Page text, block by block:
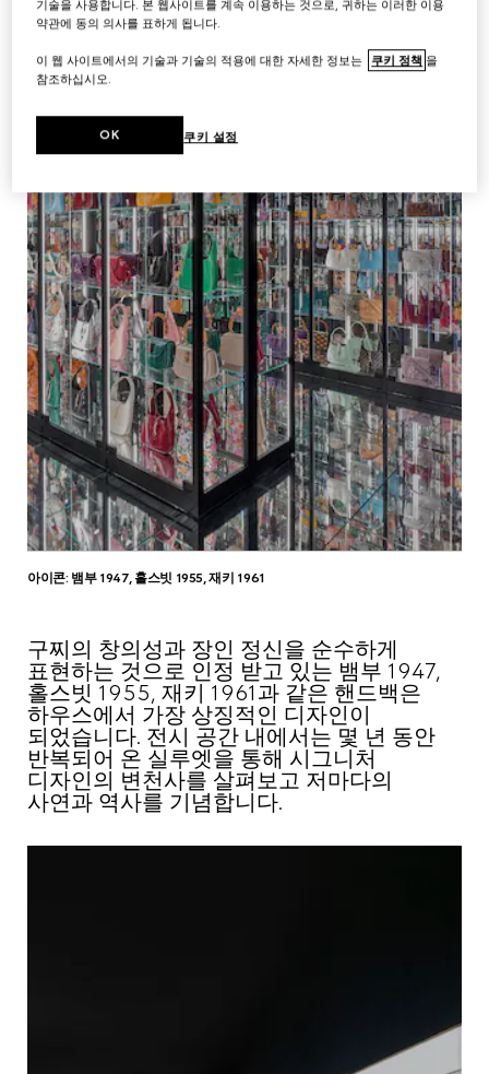
아이콘: 뱀부 1947, 홀스빗 1955, 재키 1961
구찌의 창의성과 장인 정신을 순수하게
표현하는 것으로 인정 받고 있는 뱀부 1947,
홀스빗 1955, 재키 1961과 같은 핸드백은
하우스에서 가장 상징적인 디자인이
되었습니다. 전시 공간 내에서는 몇 년 동안
반복되어 온 실루엣을 통해 시그니처
디자인의 변천사를 살펴보고 저마다의
사연과 역사를 기념합니다.
기술을 사용합니다. 본 웹사이트를 계속 이용하는 것으로, 귀하는 이러한 이용
약관에 동의 의사를 표하게 됩니다.
이 웹 사이트에서의 기술과 기술의 적용에 대한 자세한 정보는 쿠키 정책 을
참조하십시오.
쿠키 설정
OK